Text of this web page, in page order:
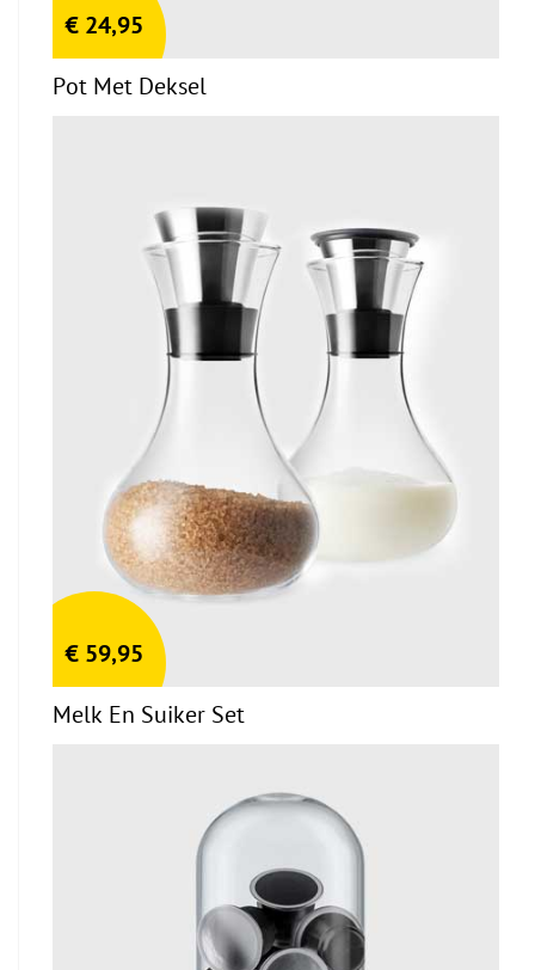
€ 24,95
Pot Met Deksel
€ 59,95
Melk En Suiker Set